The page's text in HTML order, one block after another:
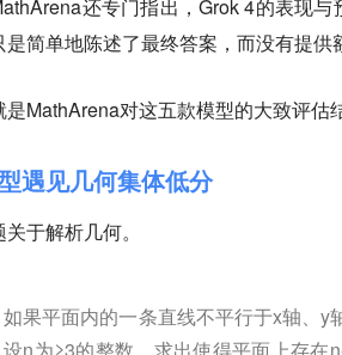
还专门指出，Grok 4的表现
简单地陈述了最终答案，而没有提供
是MathArena对这五款模型的大致评估
遇见几何集体低分
关于解析几何。
如果平面内的一条直线不平行于x轴、